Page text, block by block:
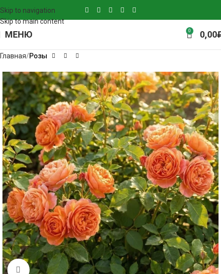
Skip to navigation
Skip to main content
МЕНЮ 0 0,00
Главная Розы
Click to enlarge